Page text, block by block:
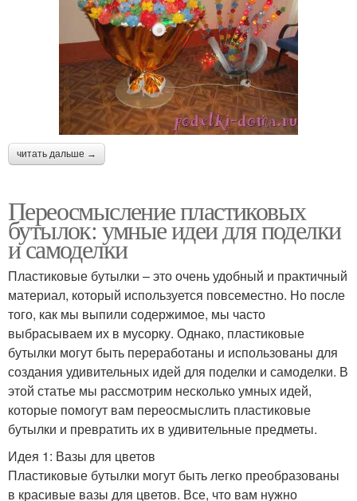
читать дальше →
Переосмысление пластиковых
бутылок: умные идеи для поделки
и самоделки
Пластиковые бутылки – это очень удобный и практичный
материал, который используется повсеместно. Но после
того, как мы выпили содержимое, мы часто
выбрасываем их в мусорку. Однако, пластиковые
бутылки могут быть переработаны и использованы для
создания удивительных идей для поделки и самоделки. В
этой статье мы рассмотрим несколько умных идей,
которые помогут вам переосмыслить пластиковые
бутылки и превратить их в удивительные предметы.
Идея 1: Вазы для цветов
Пластиковые бутылки могут быть легко преобразованы
в красивые вазы для цветов. Все, что вам нужно